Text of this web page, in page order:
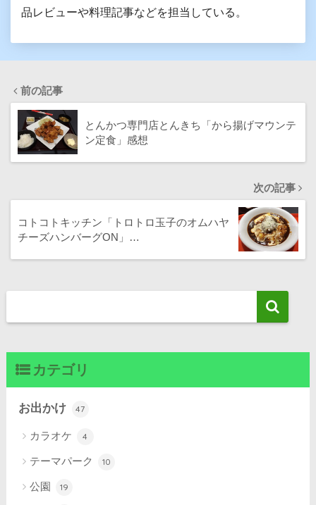
品レビューや料理記事などを担当している。
前の記事
とんかつ専門店とんきち「から揚げマウンテ
ン定食」感想
次の記事
コトコトキッチン「トロトロ玉子のオムハヤ
チーズハンバーグON」…
カテゴリ
お出かけ 47
カラオケ 4
テーマパーク 10
公園 19